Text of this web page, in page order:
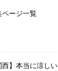
ページ一覧
西】本当に涼し